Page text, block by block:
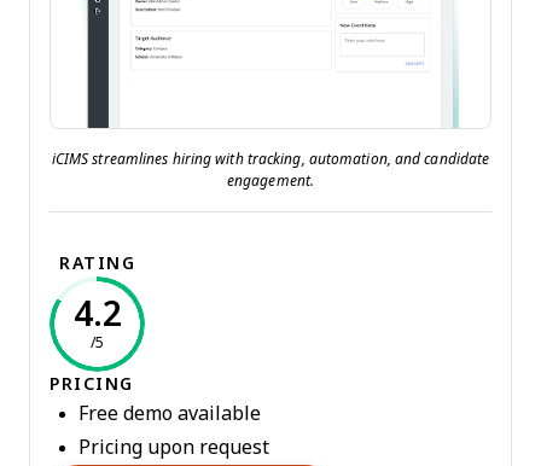
iCIMS streamlines hiring with tracking, automation, and candidate
engagement.
RATING
4.2
/5
PRICING
Free demo available
Pricing upon request